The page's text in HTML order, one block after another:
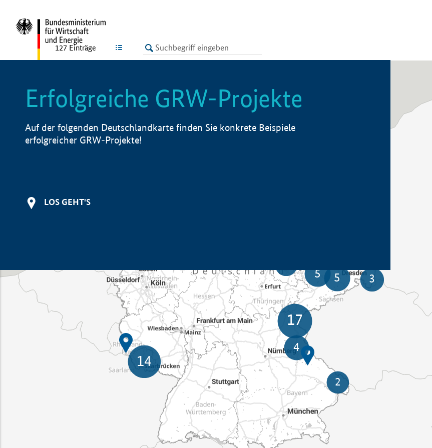
LISTE
127 Einträge
Erfolgreiche GRW-Projekte
Auf der folgenden Deutschlandkarte finden Sie konkrete Beispiele
erfolgreicher GRW-Projekte!
LOS GEHT'S